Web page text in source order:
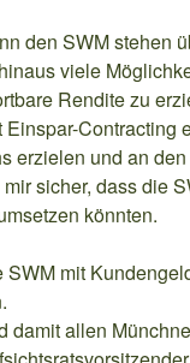
den SWM stehen
viele
Rendite zu
Contracting
erzielen und an den
sicher, dass die
könnten.
SWM mit
damit allen